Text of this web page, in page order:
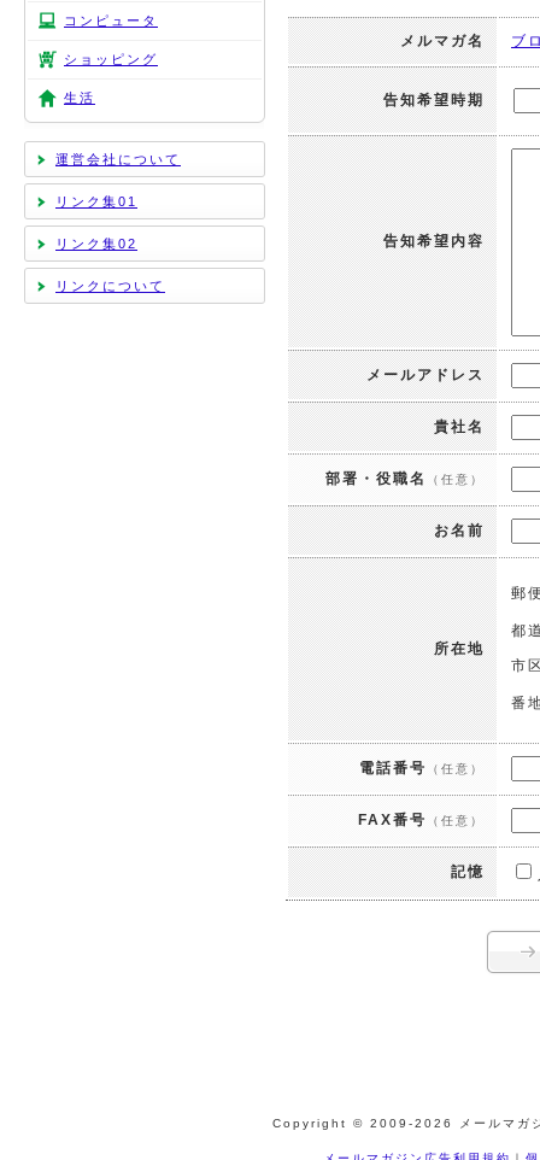
メルマガ名 ブ
告知希望時期
告知希望内容
メールアドレス
貴社名
部署・役職名 （任意）
お名前
所在地
郵
都
市
番
電話番号 （任意）
FAX番号 （任意）
記憶
コンピュータ
ショッピング
生活
運営会社について
リンク集01
リンク集02
リンクについて
Copyright © 2009-2026 メールマガ